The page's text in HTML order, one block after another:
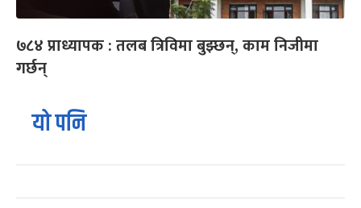
७८४ प्राध्यापक : तलब त्रिविमा बुझ्छन्, काम निजीमा
गर्छन्
यो पनि